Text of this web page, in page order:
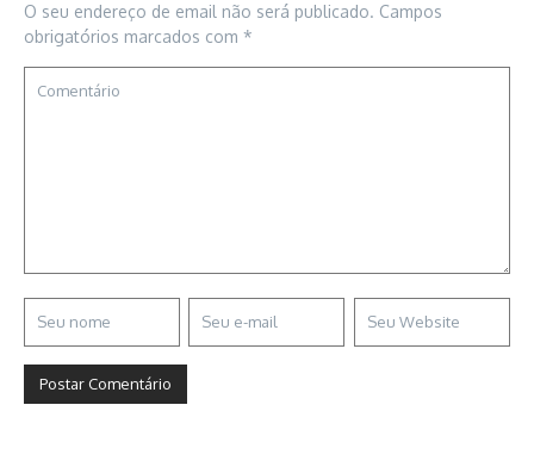
O seu endereço de email não será publicado. Campos
obrigatórios marcados com *